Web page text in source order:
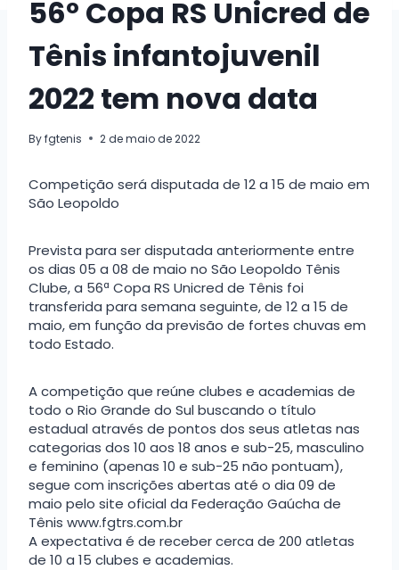
56º Copa RS Unicred de
Tênis infantojuvenil
2022 tem nova data
Byfgtenis 2 de maio de 2022
Competição será disputada de 12 a 15 de maio em
São Leopoldo
Prevista para ser disputada anteriormente entre
os dias 05 a 08 de maio no São Leopoldo Tênis
Clube, a 56ª Copa RS Unicred de Tênis foi
transferida para semana seguinte, de 12 a 15 de
maio, em função da previsão de fortes chuvas em
todo Estado.
A competição que reúne clubes e academias de
todo o Rio Grande do Sul buscando o título
estadual através de pontos dos seus atletas nas
categorias dos 10 aos 18 anos e sub-25, masculino
e feminino (apenas 10 e sub-25 não pontuam),
segue com inscrições abertas até o dia 09 de
maio pelo site oficial da Federação Gaúcha de
Tênis www.fgtrs.com.br
A expectativa é de receber cerca de 200 atletas
de 10 a 15 clubes e academias.